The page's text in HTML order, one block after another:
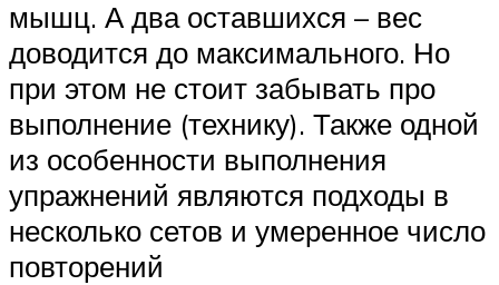
мышц. А два оставшихся – вес
доводится до максимального. Но
при этом не стоит забывать про
выполнение (технику). Также одной
из особенности выполнения
упражнений являются подходы в
несколько сетов и умеренное число
повторений